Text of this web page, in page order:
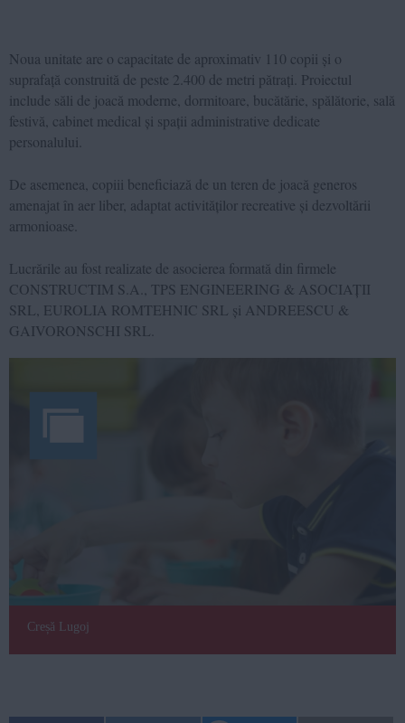
Noua unitate are o capacitate de aproximativ 110 copii și o
suprafață construită de peste 2.400 de metri pătrați. Proiectul
include săli de joacă moderne, dormitoare, bucătărie, spălătorie, sală
festivă, cabinet medical și spații administrative dedicate
personalului.
De asemenea, copiii beneficiază de un teren de joacă generos
amenajat în aer liber, adaptat activităților recreative și dezvoltării
armonioase.
Lucrările au fost realizate de asocierea formată din firmele
CONSTRUCTIM S.A., TPS ENGINEERING & ASOCIAȚII
SRL, EUROLIA ROMTEHNIC SRL și ANDREESCU &
GAIVORONSCHI SRL.
Creșă Lugoj